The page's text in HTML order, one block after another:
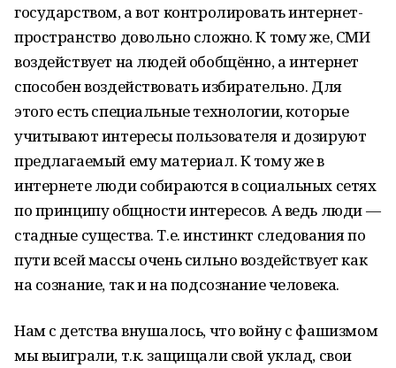
государством, а вот контролировать интернет-
пространство довольно сложно. К тому же, СМИ
воздействует на людей обобщённо, а интернет
способен воздействовать избирательно. Для
этого есть специальные технологии, которые
учитывают интересы пользователя и дозируют
предлагаемый ему материал. К тому же в
интернете люди собираются в социальных сетях
по принципу общности интересов. А ведь люди —
стадные существа. Т.е. инстинкт следования по
пути всей массы очень сильно воздействует как
на сознание, так и на подсознание человека.
Нам с детства внушалось, что войну с фашизмом
мы выиграли, т.к. защищали свой уклад, свои